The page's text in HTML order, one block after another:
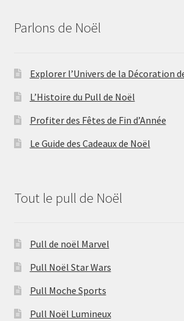
Parlons de Noël
Explorer l’Univers de la Décoration
L’Histoire du Pull de Noël
Profiter des Fêtes de Fin d’Année
Le Guide des Cadeaux de Noël
Tout le pull de Noël
Pull de noël Marvel
Pull Noël Star Wars
Pull Moche Sports
Pull Noël Lumineux